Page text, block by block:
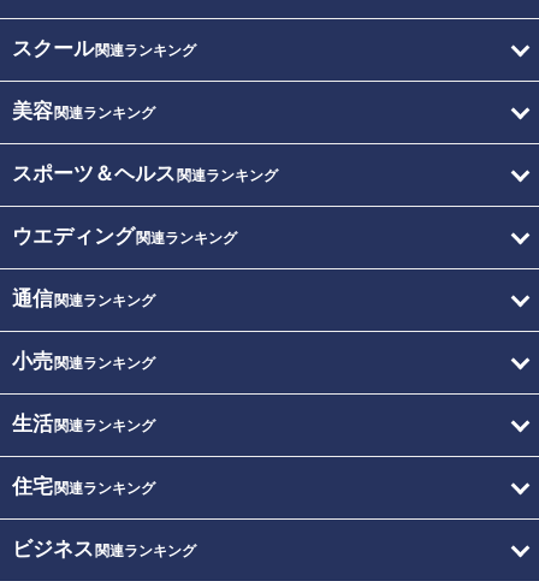
スクール関連ランキング
美容関連ランキング
スポーツ＆ヘルス 関連ランキング
ウエディング関連ランキング
通信関連ランキング
小売関連ランキング
生活関連ランキング
住宅関連ランキング
ビジネス 関連ランキング